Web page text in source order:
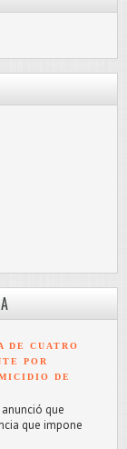
DE CUATRO
POR
DE
que
que impone